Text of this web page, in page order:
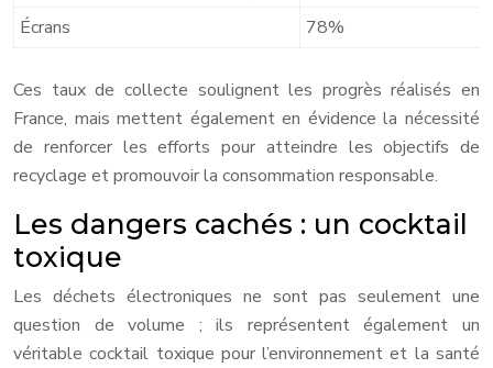
Écrans
78%
Ces taux de collecte soulignent les progrès réalisés en
France, mais mettent également en évidence la nécessité
de renforcer les efforts pour atteindre les objectifs de
recyclage et promouvoir la consommation responsable.
Les dangers cachés : un cocktail
toxique
Les déchets électroniques ne sont pas seulement une
question de volume ; ils représentent également un
véritable cocktail toxique pour l’environnement et la santé